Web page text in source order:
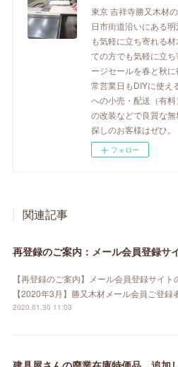
東京 吉祥寺勝又木材
日市街道沿いにある
も気軽に立ち寄れる
ての方でも気軽に立
ージセールを春と秋
常営業日もDIYに使え
への小売・配送（有
の改装などで良質な
探しのお客様はぜひ。
フォロー
関連記事
【再登録のご案内】メール会員登録サイト
【2020年3月】勝又木材メール会員ご登
2020.01.30 11:03